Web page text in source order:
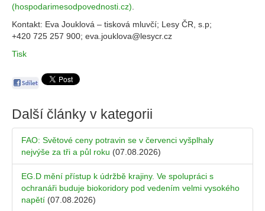
(hospodarimesodpovednosti.cz)
Kontakt: Eva Jouklová – tisková mluvčí; Lesy ČR, s.p;
+420 725 257 900; eva.jouklova@lesycr.cz
Tisk
Další články v kategorii
FAO: Světové ceny potravin se v červenci vyšplhaly
nejvýše za tři a půl roku (07.08.2026)
EG.D mění přístup k údržbě krajiny. Ve spolupráci s
ochranáři buduje biokoridory pod vedením velmi vysokého
napětí (07.08.2026)